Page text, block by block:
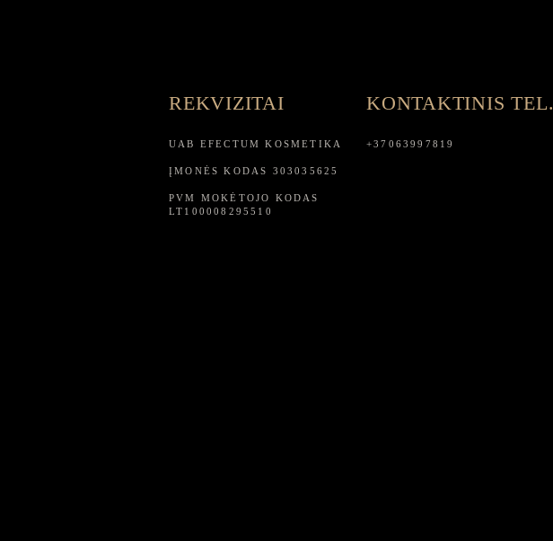
REKVIZITAI
UAB EFECTUM KOSMETIKA
ĮMONĖS KODAS 303035625
PVM MOKĖTOJO KODAS
LT100008295510
KONTAKTINIS TEL.
+37063997819